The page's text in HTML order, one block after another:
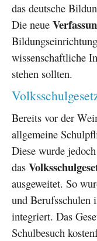
das deutsche
Die neue
wissenschaftliche
stehen sollten.
Bereits vor der
allgemeine
Diese wurde
das
ausgeweitet. So
und Berufsschulen
integriert. Das
Schulbesuch